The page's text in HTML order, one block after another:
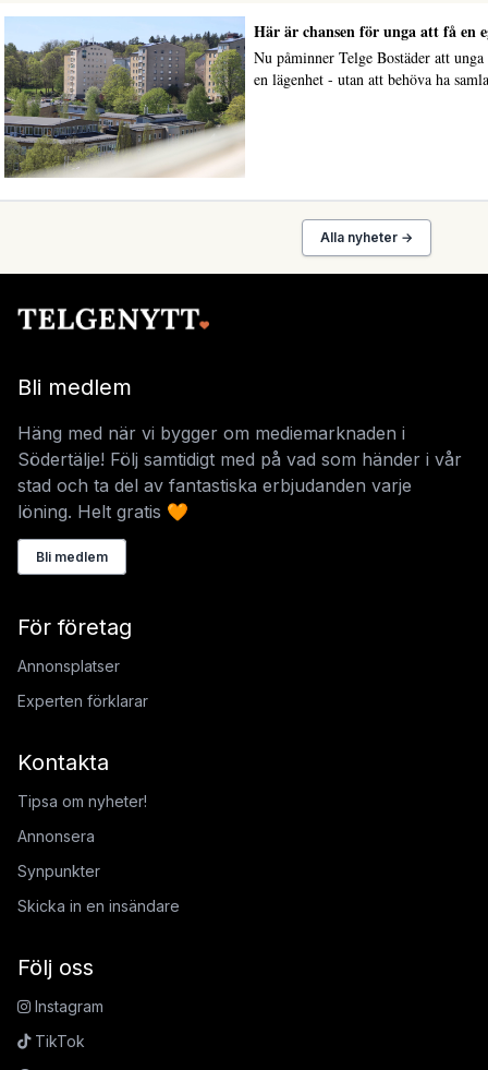
Här är chansen för unga att få en
Nu påminner Telge Bostäder att
en lägenhet - utan att behöva ha
Alla nyheter →
Bli medlem
Häng med när vi bygger om mediemarknaden i
Södertälje! Följ samtidigt med på vad som händer i vår
stad och ta del av fantastiska erbjudanden varje
löning. Helt gratis 🧡
Bli medlem
För företag
Annonsplatser
Experten förklarar
Kontakta
Tipsa om nyheter!
Annonsera
Synpunkter
Skicka in en insändare
Följ oss
Instagram
TikTok